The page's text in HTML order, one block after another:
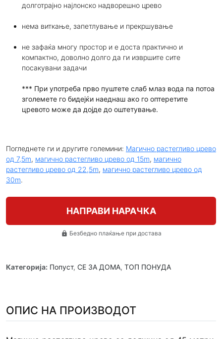
долготрајно најлонско надворешно црево
нема виткање, запетлување и прекршување
не зафаќа многу простор и е доста практично и
компактно, доволно долго да ги извршите сите
посакувани задачи
*** При употреба прво пуштете слаб млаз вода па потоа
зголемете го бидејќи наеднаш ако го оптеретите
цревото може да дојде до оштетување.
Погледнете ги и другите големини: Магично растегливо црево
од 7,5m, магично растегливо црево од 15m, магично
растегливо црево од 22,5m, магично растегливо црево од
30m.
НАПРАВИ НАРАЧКА
lock Безбедно плаќање при достава
Категорија: Попуст, СЕ ЗА ДОМА, ТОП ПОНУДА
ОПИС НА ПРОИЗВОДОТ